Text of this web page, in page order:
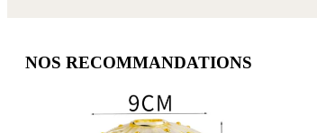
NOS RECOMMANDATIONS